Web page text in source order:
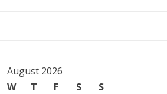
August 2026
W T F S
S